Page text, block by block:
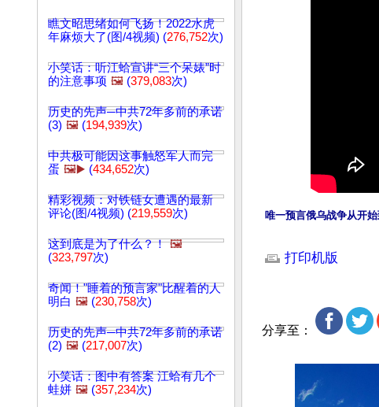
瞧文昭思绪如何飞扬！2022水虎
年麻烦大了(图/4视频) (276,752次)
小笑话：听江蛤宣讲“三个呆婊”时
的注意事项 🖼️ (379,083次)
历史的先声─中共72年多前的承诺
(3) 🖼️ (194,939次)
中共极可能因这事触怒军人而完
蛋 🖼️▶️ (434,652次)
精彩视频：对铁链女遭遇的最新
评论(图/4视频) (219,559次)
这到底是为了什么？！ 🖼️
(323,797次)
奇闻！"睡着的预言家"比醒着的人
明白 🖼️ (230,758次)
历史的先声─中共72年多前的承诺
(2) 🖼️ (217,007次)
小笑话：图中有答案 江蛤有几个
蛙姘 🖼️ (357,234次)
唯一预言俄乌战争从开
打印机版
分享至：